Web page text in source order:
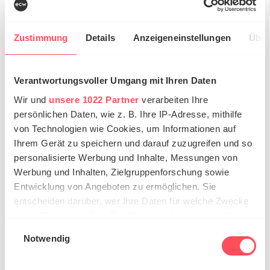
Zustimmung Details Anzeigeneinstellungen
Verantwortungsvoller Umgang mit Ihren Daten
Wir und unsere 1022 Partner verarbeiten Ihre
persönlichen Daten, wie z. B. Ihre IP-Adresse, mithilfe
von Technologien wie Cookies, um Informationen auf
Ihrem Gerät zu speichern und darauf zuzugreifen und so
personalisierte Werbung und Inhalte, Messungen von
Werbung und Inhalten, Zielgruppenforschung sowie
Entwicklung von Angeboten zu ermöglichen. Sie
entscheiden darüber, wer Ihre Daten für welche Zwecke
Trigger Symbol ändern oder widerrufen
Einwilligungsauswahl
Notwendig
inhaltlichen Überblick über die Website und helfen
interpretieren.
Ein Alt-Tag gehört ebenfalls zu den Meta-Angaben
und ist ein hinterlegter Alternativtext. Dieser
beschreibtBilderoder Grafiken auf einer Website.
Kann ein Bild nicht geladen oder angezeigt werden,
erscheint dieser Text. Alt-Tags sollten immer
ausgefüllt sein, da Screenreader diese vorlesen
können und somit für User mit Handicap zur
Die Barrierefreiheit einer Website wird zunehmend
relevanter. Für Websitebetreiber ist es wichtig, sich